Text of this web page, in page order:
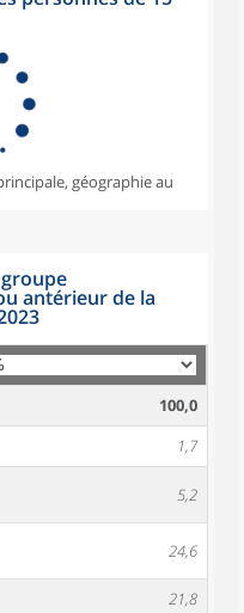
géographie au
antérieur de la
100,0
1,7
5,2
24,6
21,8